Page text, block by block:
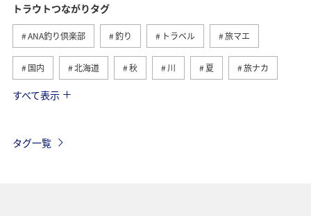
トラウトつながりタグ
ANA釣り倶楽部 釣り トラベル 旅マエ
国内 北海道 秋 川 夏 旅ナカ
春 湖
すべて表示
タグ一覧